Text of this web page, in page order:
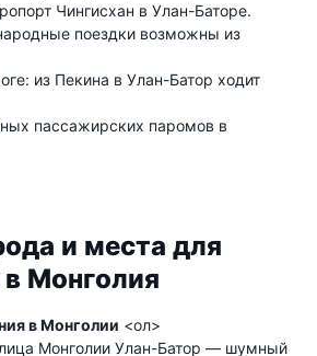
Чингисхан в Улан-Баторе.
поездки возможны из
из Пекина в Улан-Батор ходит
пассажирских паромов в
и места для
Монголия
в Монголии <ол>
Монголии Улан-Батор — шумный